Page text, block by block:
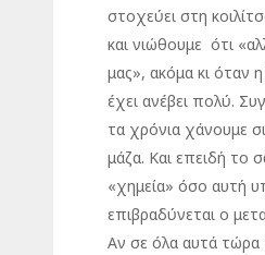
στοχεύει στη
και νιώθουμε ότι
μας», ακόμα κι όταν
έχει ανέβει πολύ.
τα χρόνια χάνουμε
μάζα. Και επειδή το
«χημεία» όσο αυτή
επιβραδύνεται ο
Αν σε όλα αυτά